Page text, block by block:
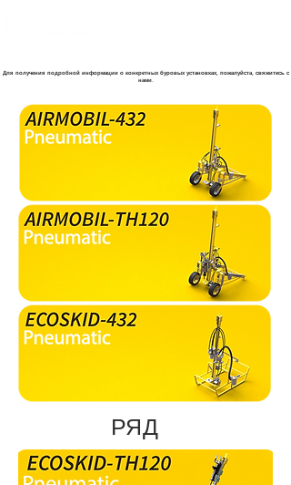
Для получения подробной информации о конкретных буровых установках, пожалуйста, свяжитесь с
нами.
РЯД